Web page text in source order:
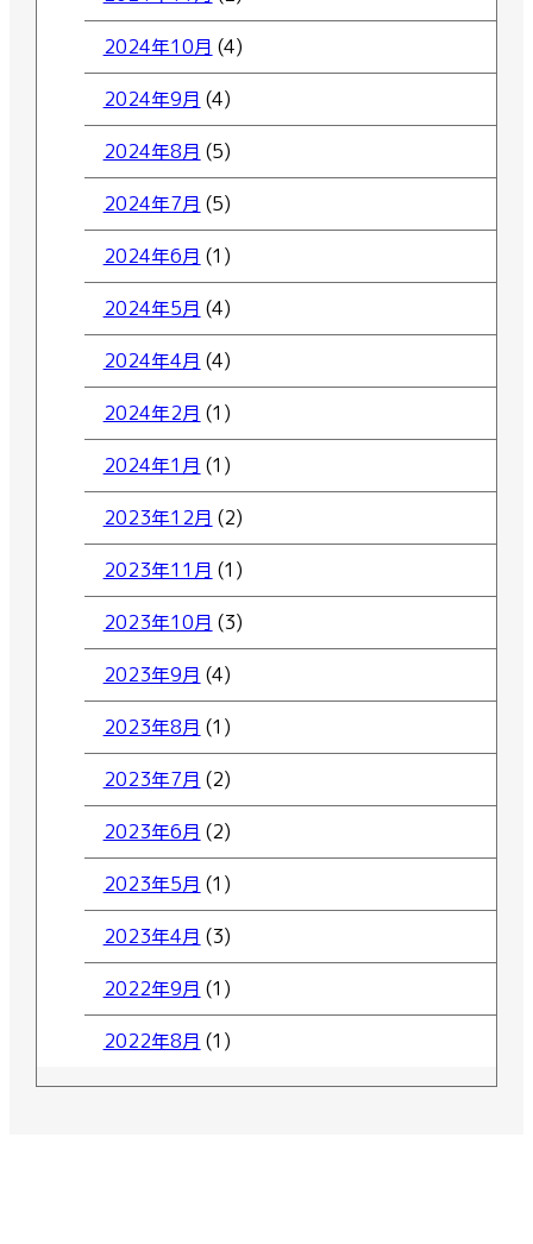
2024年10月 (4)
2024年9月 (4)
2024年8月 (5)
2024年7月 (5)
2024年6月 (1)
2024年5月 (4)
2024年4月 (4)
2024年2月 (1)
2024年1月 (1)
2023年12月 (2)
2023年11月 (1)
2023年10月 (3)
2023年9月 (4)
2023年8月 (1)
2023年7月 (2)
2023年6月 (2)
2023年5月 (1)
2023年4月 (3)
2022年9月 (1)
2022年8月 (1)